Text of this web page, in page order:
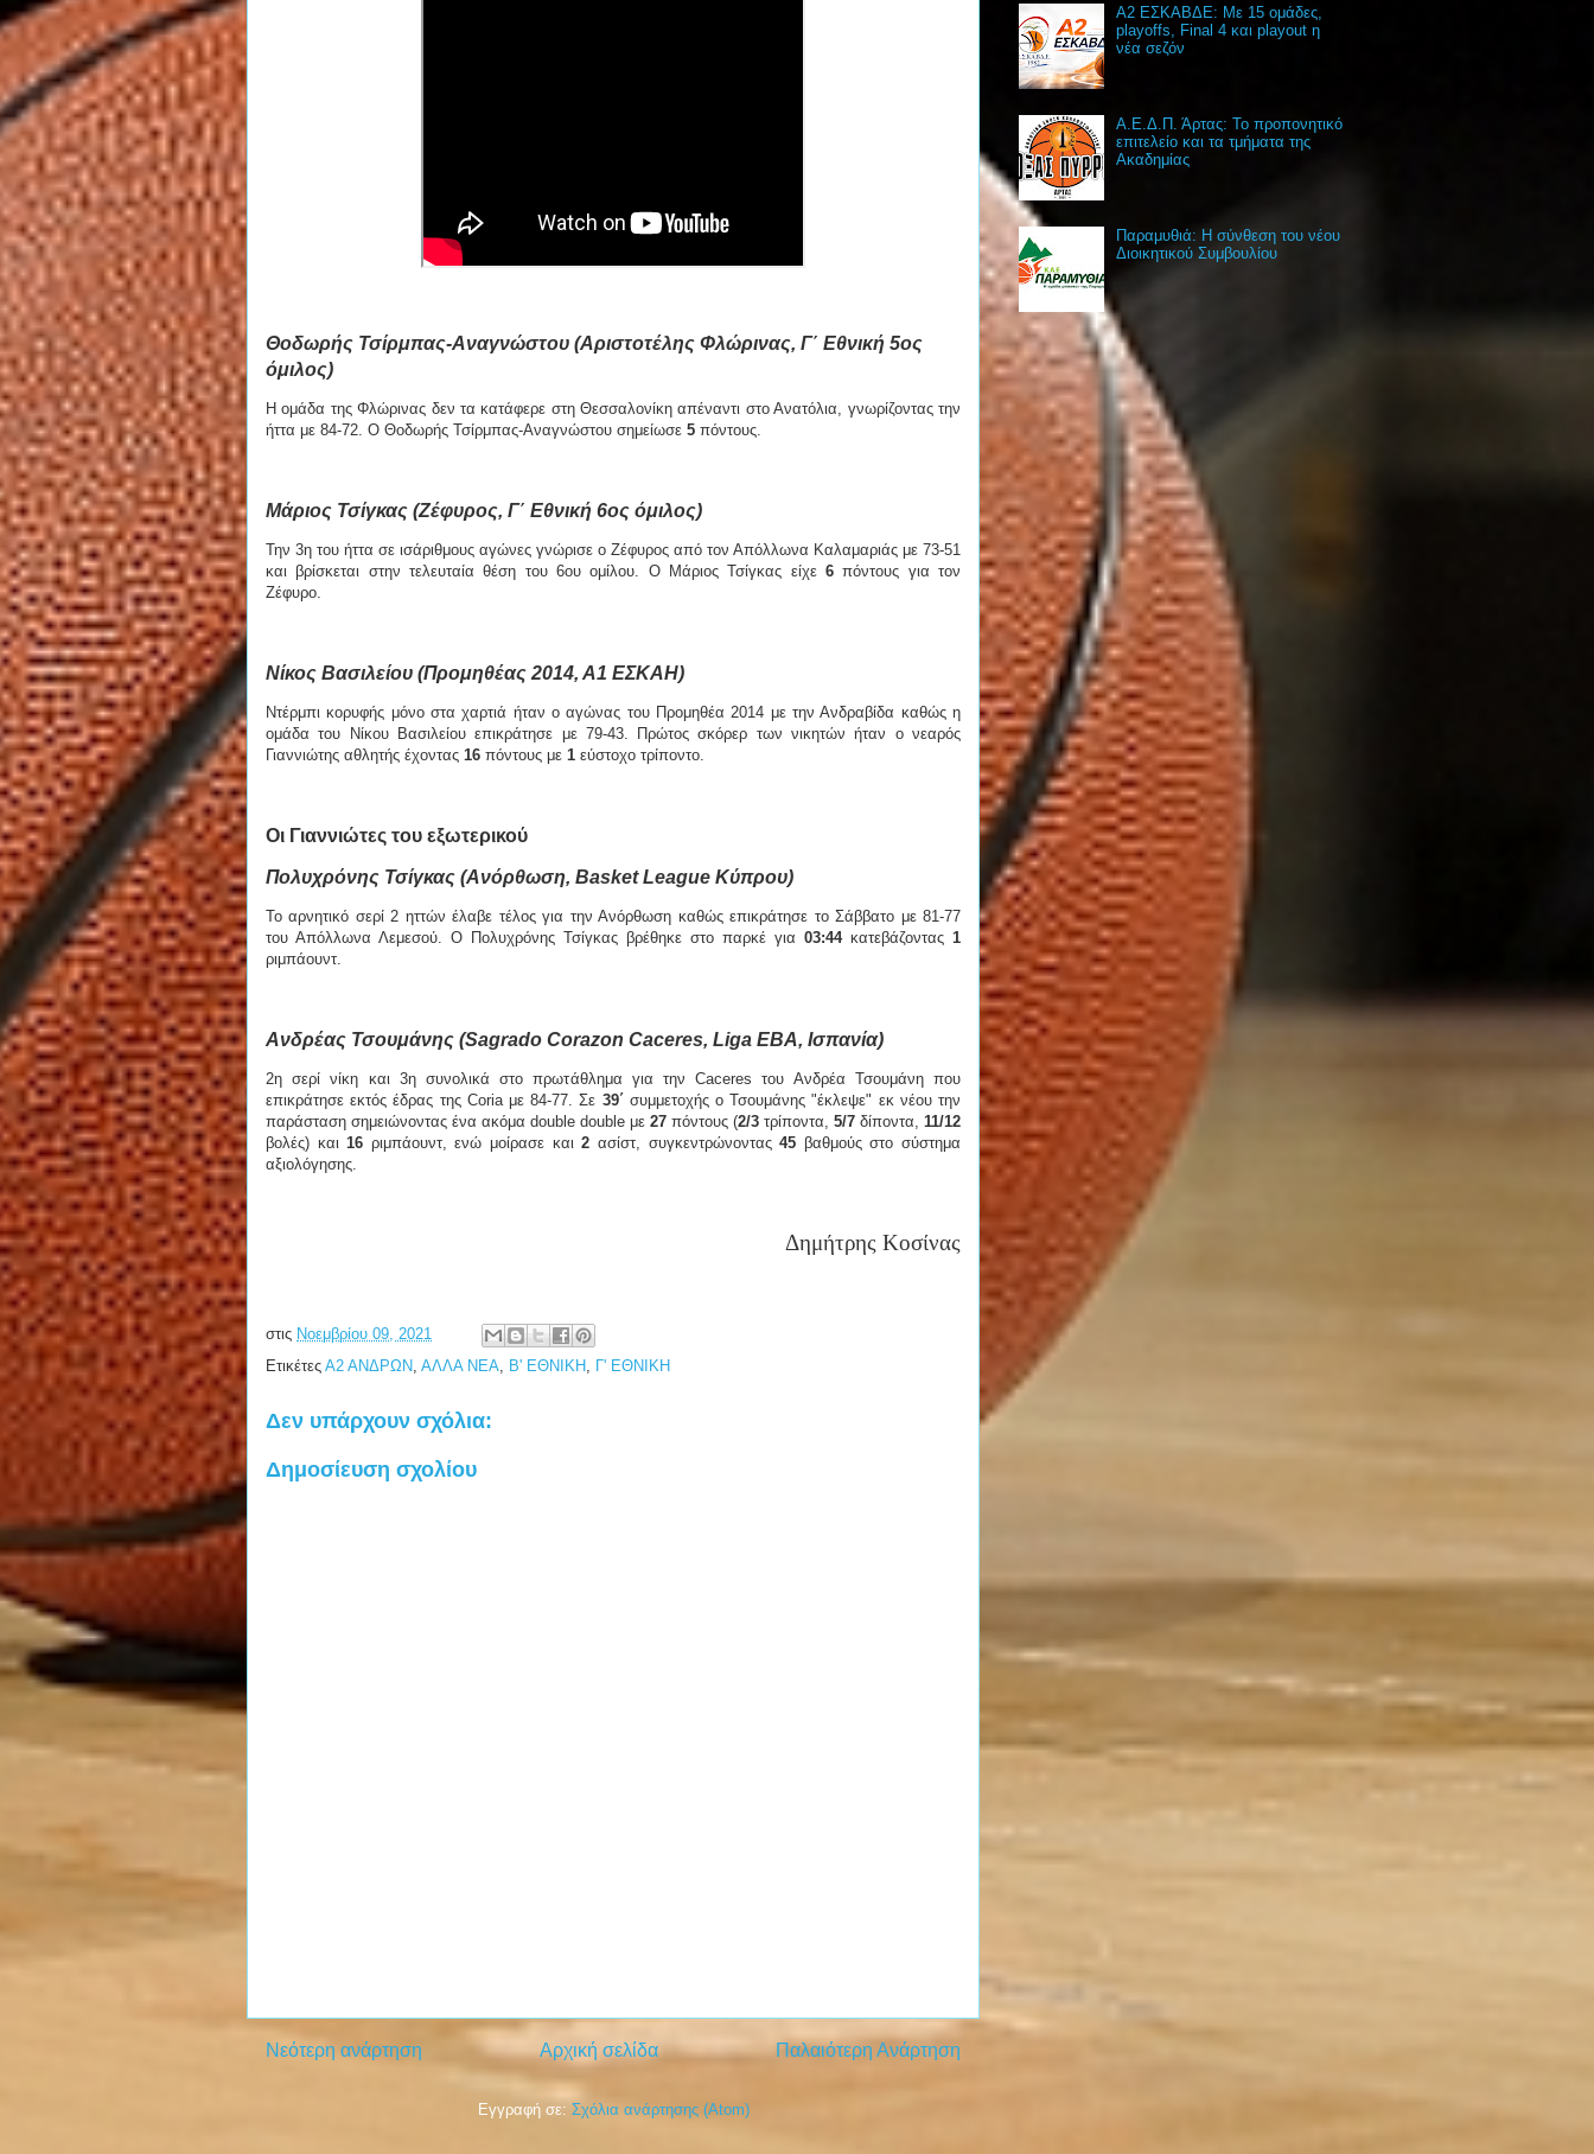
Θοδωρής Τσίρμπας-Αναγνώστου (Αριστοτέλης Φλώρινας, Γ΄ Εθνική 5ος
όμιλος)
Η ομάδα της Φλώρινας δεν τα κατάφερε στη Θεσσαλονίκη απέναντι στο Ανατόλια, γνωρίζοντας την
ήττα με 84-72. Ο Θοδωρής Τσίρμπας-Αναγνώστου σημείωσε 5 πόντους.
Μάριος Τσίγκας (Ζέφυρος, Γ΄ Εθνική 6ος όμιλος)
Την 3η του ήττα σε ισάριθμους αγώνες γνώρισε ο Ζέφυρος από τον Απόλλωνα Καλαμαριάς με 73-51
και βρίσκεται στην τελευταία θέση του 6ου ομίλου. Ο Μάριος Τσίγκας είχε 6 πόντους για τον
Ζέφυρο.
Νίκος Βασιλείου (Προμηθέας 2014, Α1 ΕΣΚΑΗ)
Ντέρμπι κορυφής μόνο στα χαρτιά ήταν ο αγώνας του Προμηθέα 2014 με την Ανδραβίδα καθώς η
ομάδα του Νίκου Βασιλείου επικράτησε με 79-43. Πρώτος σκόρερ των νικητών ήταν ο νεαρός
Γιαννιώτης αθλητής έχοντας 16 πόντους με 1 εύστοχο τρίποντο.
Οι Γιαννιώτες του εξωτερικού
Πολυχρόνης Τσίγκας (Ανόρθωση, Basket League Κύπρου)
Το αρνητικό σερί 2 ηττών έλαβε τέλος για την Ανόρθωση καθώς επικράτησε το Σάββατο με 81-77
του Απόλλωνα Λεμεσού. Ο Πολυχρόνης Τσίγκας βρέθηκε στο παρκέ για 03:44κατεβάζοντας 1
ριμπάουντ.
Ανδρέας Τσουμάνης (Sagrado Corazon Caceres, Liga EBA, Ισπανία)
2η σερί νίκη και 3η συνολικά στο πρωτάθλημα για την Caceres του Ανδρέα Τσουμάνη που
επικράτησε εκτός έδρας της Coria με 84-77. Σε 39΄ συμμετοχής ο Τσουμάνης "έκλεψε" εκ νέου την
παράσταση σημειώνοντας ένα ακόμα double double με 27 πόντους (2/3 τρίποντα, 5/7 δίποντα, 11/12
βολές) και16 ριμπάουντ, ενώ μοίρασε και2 ασίστ, συγκεντρώνοντας45 βαθμούς στο σύστημα
αξιολόγησης.
Δημήτρης Κοσίνας
στις Νοεμβρίου 09, 2021
Ετικέτες Α2 ΑΝΔΡΩΝ, ΑΛΛΑ ΝΕΑ, Β' ΕΘΝΙΚΗ , Γ' ΕΘΝΙΚΗ
Δεν υπάρχουν σχόλια:
Δημοσίευση σχολίου
Νεότερη ανάρτηση Παλαιότερη Ανάρτηση
Αρχική σελίδα
Εγγραφή σε: Σχόλια ανάρτησης (Atom)
Α2 ΕΣΚΑΒΔΕ: Με 15 ομάδες,
playoffs, Final 4 και playout η
νέα σεζόν
Α.Ε.Δ.Π. Άρτας: Το προπονητικό
επιτελείο και τα τμήματα της
Ακαδημίας
Παραμυθιά: Η σύνθεση του νέου
Διοικητικού Συμβουλίου